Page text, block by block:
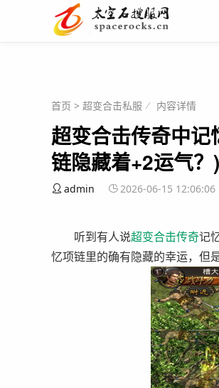
首页 > 超变合击私服 内容详情
超变合击传奇中
链隐藏着+2运气？)
admin 2026-06-15 12:06:06
听到有人说超变合击传奇记
忆项链里的确有隐藏的幸运，但